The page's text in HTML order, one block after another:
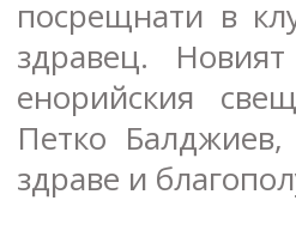
посрещнати в
здравец.
енорийския
Петко
здраве и